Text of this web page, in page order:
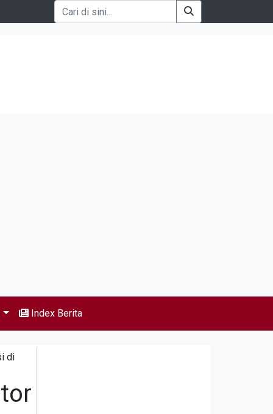
Index Berita
di